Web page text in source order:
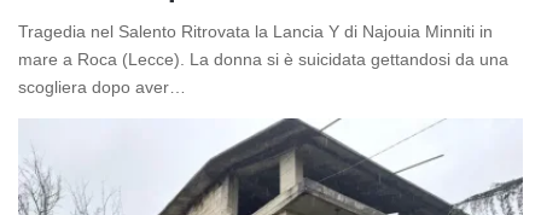
Tragedia nel Salento Ritrovata la Lancia Y di Najouia Minniti in
mare a Roca (Lecce). La donna si è suicidata gettandosi da una
scogliera dopo aver…